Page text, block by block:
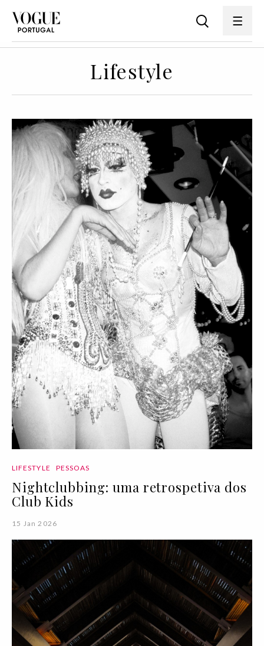
Lifestyle
LIFESTYLE PESSOAS
Nightclubbing: uma retrospetiva dos
Club Kids
15 Jan 2026